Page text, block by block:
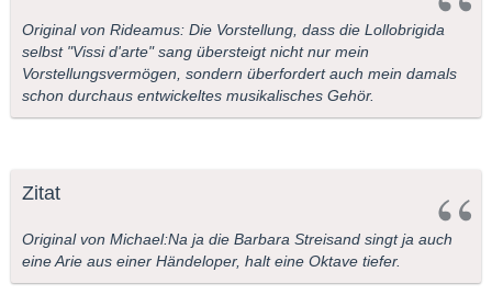
Original von Rideamus: Die Vorstellung, dass die Lollobrigida
selbst "Vissi d'arte" sang übersteigt nicht nur mein
Vorstellungsvermögen, sondern überfordert auch mein damals
schon durchaus entwickeltes musikalisches Gehör.
Zitat
Original von Michael:Na ja die Barbara Streisand singt ja auch
eine Arie aus einer Händeloper, halt eine Oktave tiefer.